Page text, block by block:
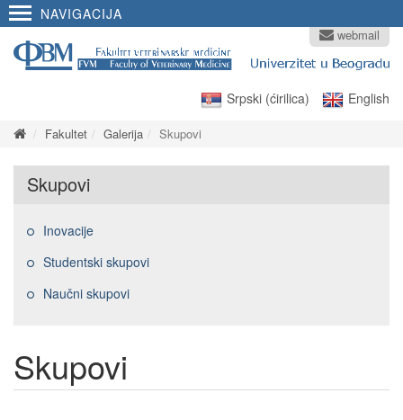
NAVIGACIJA
Srpski (ćirilica) English
webmail
Fakultet Galerija Skupovi
Skupovi
Inovacije
Studentski skupovi
Naučni skupovi
Skupovi